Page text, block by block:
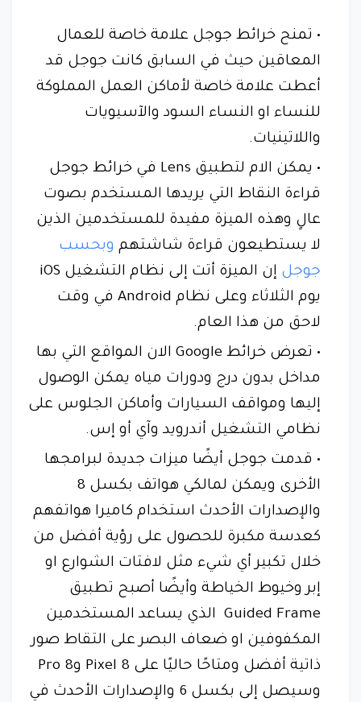
تمنح خرائط جوجل علامة خاصة للعمال
المعاقين حيث في السابق كانت جوجل قد
أعطت علامة خاصة لأماكن العمل المملوكة
للنساء او النساء السود والآسيويات
واللاتينيات.
يمكن الام لتطبيق Lens في خرائط جوجل
قراءة النقاط التي يريدها المستخدم بصوت
عالٍ وهذه الميزة مفيدة للمستخدمين الذين
لا يستطيعون قراءة شاشتهم وبحسب
جوجل
إن الميزة أتت إلى نظام التشغيل iOS
يوم الثلاثاء وعلى نظام Android في وقت
لاحق من هذا العام.
تعرض خرائط Google الان المواقع التي بها
مداخل بدون درج ودورات مياه يمكن الوصول
إليها ومواقف السيارات وأماكن الجلوس على
نظامي التشغيل أندرويد وآي أو إس.
قدمت جوجل أيضًا ميزات جديدة لبرامجها
الأخرى ويمكن لمالكي هواتف بكسل 8
والإصدارات الأحدث استخدام كاميرا هواتفهم
كعدسة مكبرة للحصول على رؤية أفضل من
خلال تكبير أي شيء مثل لافتات الشوارع او
إبر وخيوط الخياطة وأيضًا أصبح تطبيق
Guided Frame الذي يساعد المستخدمين
المكفوفين او ضعاف البصر على التقاط صور
ذاتية أفضل ومتاحًا حاليًا على Pixel 8 و8 Pro
وسيصل إلى بكسل 6 والإصدارات الأحدث في